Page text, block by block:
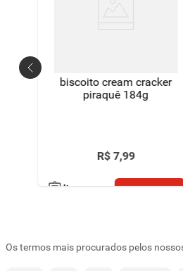
biscoito cream cracker
piraquê 184g
R$ 7,99
lista comprar
Os termos mais procurados pelos